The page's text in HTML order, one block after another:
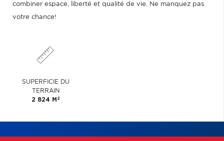
combiner espace, liberté et qualité de vie. Ne manquez pas
votre chance!
SUPERFICIE DU
TERRAIN
2 824 M 2